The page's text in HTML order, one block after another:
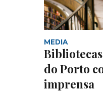
MEDIA
do Porto
imprensa